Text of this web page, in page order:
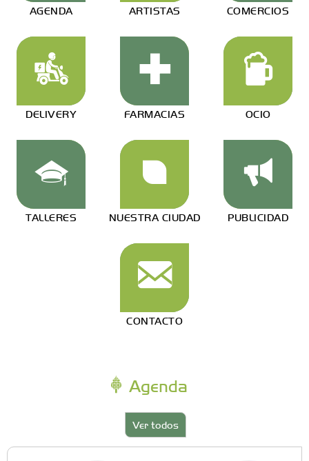
AGENDA ARTISTAS COMERCIOS
DELIVERY FARMACIAS OCIO
TALLERES NUESTRA CIUDAD PUBLICIDAD
CONTACTO
Agenda
Ver todos